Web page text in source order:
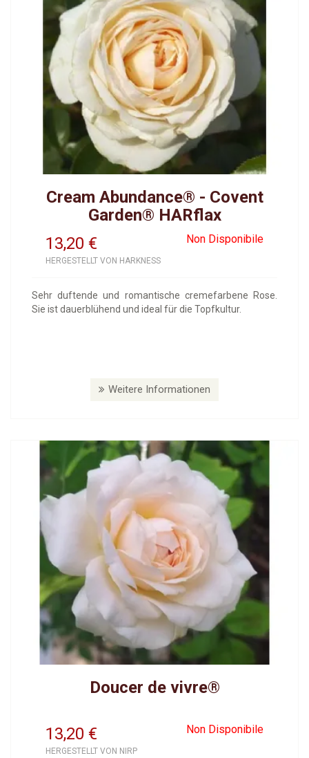
Cream Abundance® - Covent
Garden® HARflax
13,20
Non Disponibile
€
HERGESTELLT VON HARKNESS
Sehr duftende und romantische cremefarbene Rose.
Sie ist dauerblühend und ideal für die Topfkultur.
Weitere Informationen
Doucer de vivre®
13,20 Non Disponibile
€
HERGESTELLT VON NIRP